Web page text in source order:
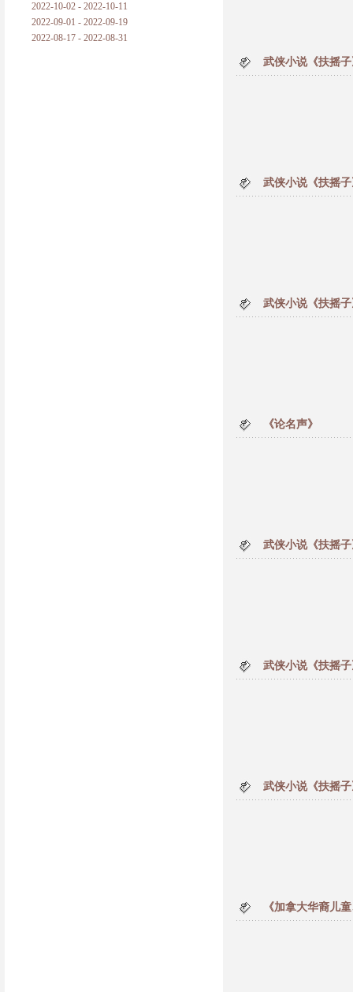
2022-10-02 - 2022-10-11
2022-09-01 - 2022-09-19
2022-08-17 - 2022-08-31
武侠小说《扶摇
武侠小说《扶摇
武侠小说《扶摇
《论名声》
武侠小说《扶摇
武侠小说《扶摇
武侠小说《扶摇
《加拿大华裔儿